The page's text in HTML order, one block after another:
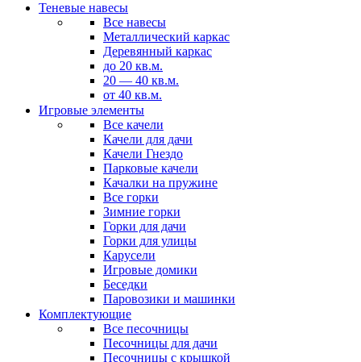
Теневые навесы
Все навесы
Металлический каркас
Деревянный каркас
до 20 кв.м.
20 — 40 кв.м.
от 40 кв.м.
Игровые элементы
Все качели
Качели для дачи
Качели Гнездо
Парковые качели
Качалки на пружине
Все горки
Зимние горки
Горки для дачи
Горки для улицы
Карусели
Игровые домики
Беседки
Паровозики и машинки
Комплектующие
Все песочницы
Песочницы для дачи
Песочницы с крышкой